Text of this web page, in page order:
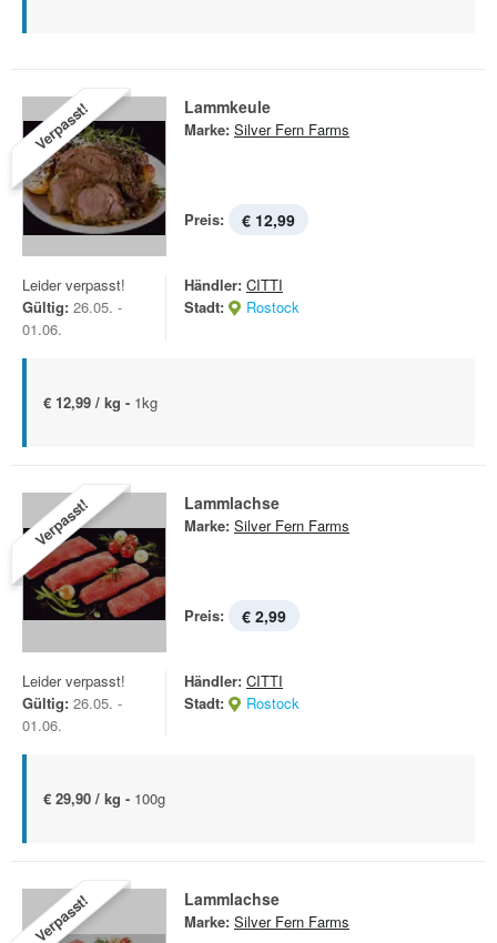
Verpasst! Lammkeule
Marke: Silver Fern Farms
Preis: € 12,99
Leider verpasst!
Gültig: 26.05. -
01.06.
Händler: CITTI
Stadt:
Rostock
€ 12,99 / kg - 1kg
Verpasst! Lammlachse
Marke: Silver Fern Farms
Preis: € 2,99
Leider verpasst!
Gültig: 26.05. -
01.06.
Händler: CITTI
Stadt:
Rostock
€ 29,90 / kg - 100g
Verpasst! Lammlachse
Marke: Silver Fern Farms